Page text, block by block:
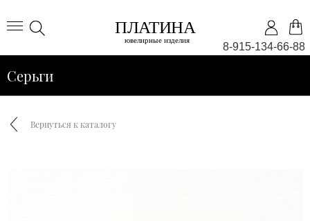
8-915-134-66-88
Серьги
Вернуться к каталогу